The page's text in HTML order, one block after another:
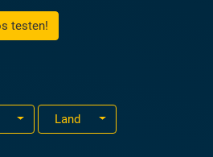
testen!
Land